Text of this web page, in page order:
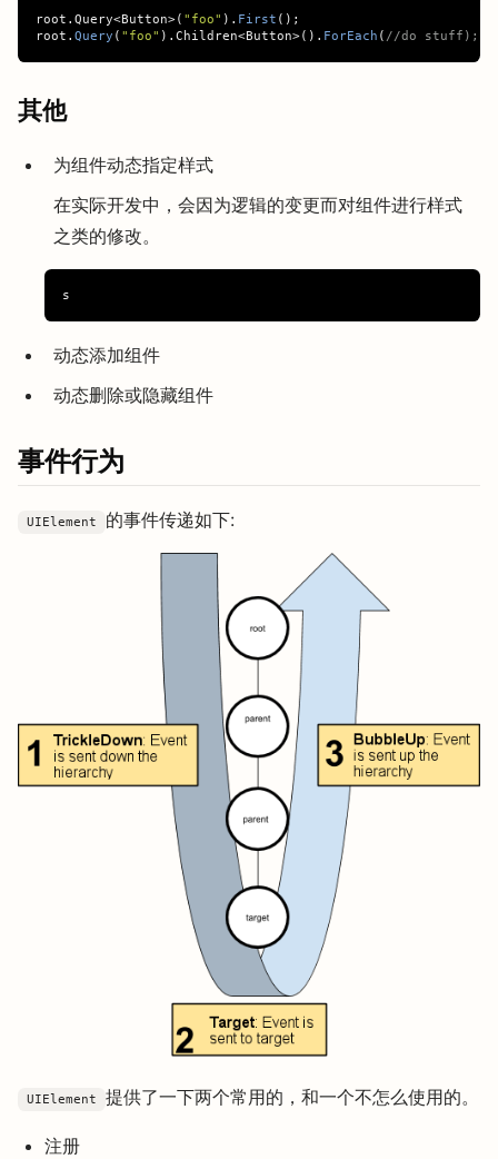
root . Query<Button>( "foo" ). First ();
root . Query ( "foo" ). Children<Button>(). ForEach ( //do stuff);
其他
为组件动态指定样式
在实际开发中，会因为逻辑的变更而对组件进行样式
之类的修改。
动态添加组件
动态删除或隐藏组件
事件行为
UIElement 的事件传递如下:
UIElement 提供了一下两个常用的，和一个不怎么使用的。
注册